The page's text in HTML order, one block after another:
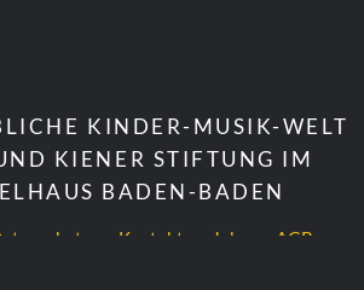
KINDER-MUSIK-WELT
KIENER STIFTUNG IM
BADEN-BADEN
Kontakt Jobs AGB